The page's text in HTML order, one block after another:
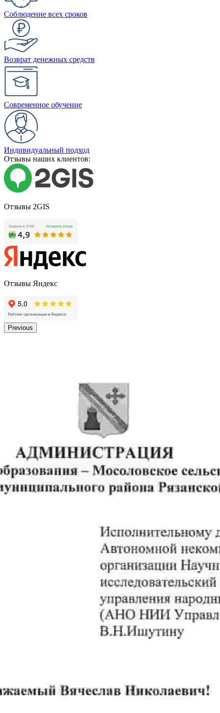
Соблюдение всех сроков
Возврат денежных средств
Современное обучение
Индивидуальный подход
Отзывы наших клиентов:
Отзывы 2GIS
Отзывы Яндекс
Previous